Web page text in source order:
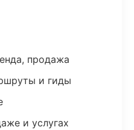
продажа
и гиды
и услугах